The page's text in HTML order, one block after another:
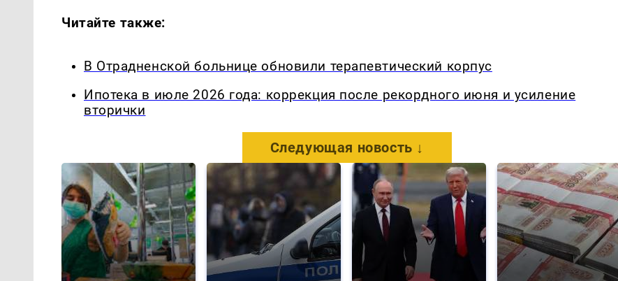
Читайте также:
В Отрадненской больнице обновили терапевтический корпус
Ипотека в июле 2026 года: коррекция после рекордного июня и усиление
вторички
Следующая новость ↓